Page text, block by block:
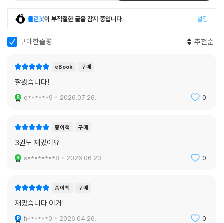
클린봇이 부적절한 글을 감지 중입니다. 설정
구매한줄평 추천순
eBook 구매
잘봤습니다!
q******9 2026.07.26. 0
종이책 구매
3권도 재밌어요.
s********8 2026.06.23. 0
종이책 구매
재밌습니다 이거!
h******0 2026.04.26. 0